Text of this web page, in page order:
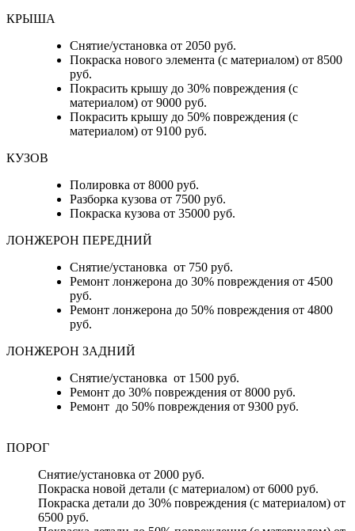
КРЫША
Снятие/установка от 2050 руб.
Покраска нового элемента (с материалом) от 8500
руб.
Покрасить крышу до 30% повреждения (с
материалом) от 9000 руб.
Покрасить крышу до 50% повреждения (с
материалом) от 9100 руб.
КУЗОВ
Полировка от 8000 руб.
Разборка кузова от 7500 руб.
Покраска кузова от 35000 руб.
ЛОНЖЕРОН ПЕРЕДНИЙ
Снятие/установка от 750 руб.
Ремонт лонжерона до 30% повреждения от 4500
руб.
Ремонт лонжерона до 50% повреждения от 4800
руб.
ЛОНЖЕРОН ЗАДНИЙ
Снятие/установка от 1500 руб.
Ремонт до 30% повреждения от 8000 руб.
Ремонт до 50% повреждения от 9300 руб.
ПОРОГ
Снятие/установка от 2000 руб.
Покраска новой детали (с материалом) от 6000 руб.
Покраска детали до 30% повреждения (с материалом) от
6500 руб.